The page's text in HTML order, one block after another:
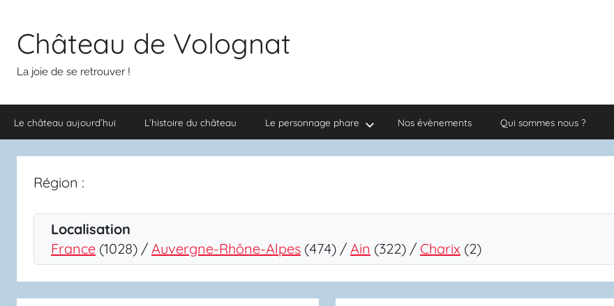
contenuChâteau de Volognat
La joie de se retrouver !
Le château aujourd’hui L’histoire du château Le personnage phare Nos évènements Qui sommes nous ?
Région :
Localisation
France (1028) / Auvergne-Rhône-Alpes (474) / Ain (322) / Charix (2)